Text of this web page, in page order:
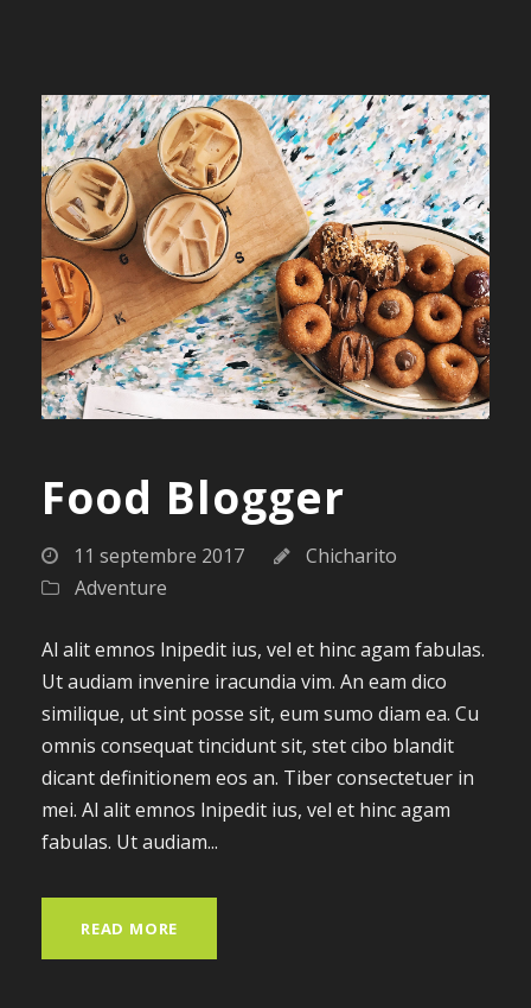
Food Blogger
11 septembre 2017
Chicharito
Adventure
Al alit emnos lnipedit ius, vel et hinc agam fabulas.
Ut audiam invenire iracundia vim. An eam dico
similique, ut sint posse sit, eum sumo diam ea. Cu
omnis consequat tincidunt sit, stet cibo blandit
dicant definitionem eos an. Tiber consectetuer in
mei. Al alit emnos lnipedit ius, vel et hinc agam
fabulas. Ut audiam...
READ MORE